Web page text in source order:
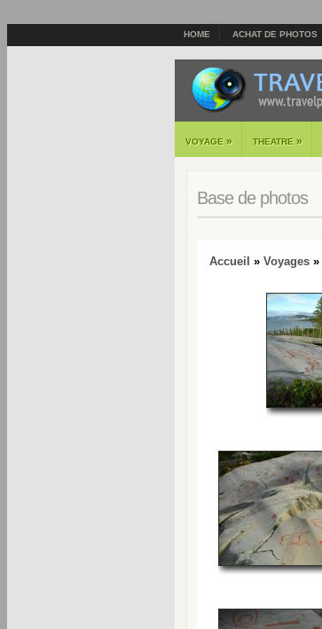
HOME ACHAT DE PHOTOS
VOYAGE » THEATRE »
Base de photos
Accueil » Voyages »